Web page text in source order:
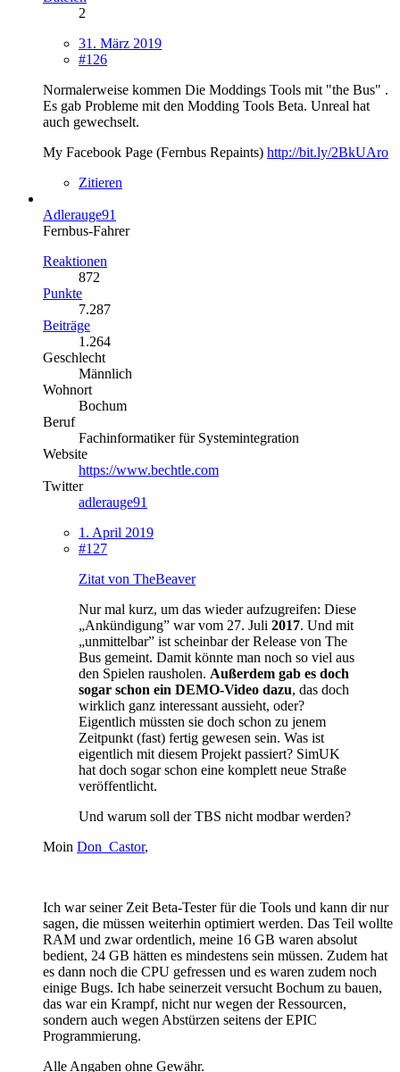
2
31. März 2019
#126
Normalerweise kommen Die Moddings Tools mit "the Bus" .
Es gab Probleme mit den Modding Tools Beta. Unreal hat
auch gewechselt.
My Facebook Page (Fernbus Repaints) http://bit.ly/2BkUAro
Zitieren
Adlerauge91
Fernbus-Fahrer
Reaktionen
872
Punkte
7.287
Beiträge
1.264
Geschlecht
Männlich
Wohnort
Bochum
Beruf
Fachinformatiker für Systemintegration
Website
https://www.bechtle.com
Twitter
adlerauge91
1. April 2019
#127
Zitat von TheBeaver
Nur mal kurz, um das wieder aufzugreifen: Diese
„Ankündigung” war vom 27. Juli 2017. Und mit
„unmittelbar” ist scheinbar der Release von The
Bus gemeint. Damit könnte man noch so viel aus
den Spielen rausholen. Außerdem gab es doch
sogar schon ein DEMO-Video dazu, das doch
wirklich ganz interessant aussieht, oder?
Eigentlich müssten sie doch schon zu jenem
Zeitpunkt (fast) fertig gewesen sein. Was ist
eigentlich mit diesem Projekt passiert? SimUK
hat doch sogar schon eine komplett neue Straße
veröffentlicht.
Und warum soll der TBS nicht modbar werden?
Moin Don_Castor,
Ich war seiner Zeit Beta-Tester für die Tools und kann dir nur
sagen, die müssen weiterhin optimiert werden. Das Teil wollte
RAM und zwar ordentlich, meine 16 GB waren absolut
bedient, 24 GB hätten es mindestens sein müssen. Zudem hat
es dann noch die CPU gefressen und es waren zudem noch
einige Bugs. Ich habe seinerzeit versucht Bochum zu bauen,
das war ein Krampf, nicht nur wegen der Ressourcen,
sondern auch wegen Abstürzen seitens der EPIC
Programmierung.
Alle Angaben ohne Gewähr.